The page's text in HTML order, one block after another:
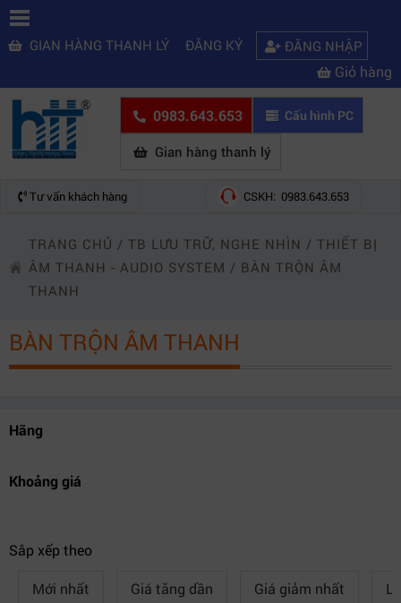
GIAN HÀNG THANH LÝ ĐĂNG KÝ ĐĂNG NHẬP
Giỏ hàng
0983.643.653 Cấu hình PC
Gian hàng thanh lý
Tư vấn khách hàng CSKH: 0983.643.653
TRANG CHỦ / TB LƯU TRỮ, NGHE NHÌN / THIẾT BỊ
ÂM THANH - AUDIO SYSTEM / BÀN TRỘN ÂM
THANH
BÀN TRỘN ÂM THANH
Hãng
Khoảng giá
Sắp xếp theo
Mới nhất Giá tăng dần Giá giảm nhất